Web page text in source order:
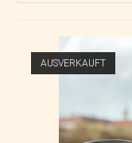
AUSVERKAUFT